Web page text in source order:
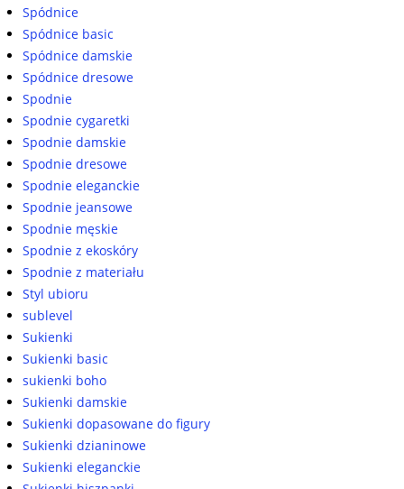
Spódnice
Spódnice basic
Spódnice damskie
Spódnice dresowe
Spodnie
Spodnie cygaretki
Spodnie damskie
Spodnie dresowe
Spodnie eleganckie
Spodnie jeansowe
Spodnie męskie
Spodnie z ekoskóry
Spodnie z materiału
Styl ubioru
sublevel
Sukienki
Sukienki basic
sukienki boho
Sukienki damskie
Sukienki dopasowane do figury
Sukienki dzianinowe
Sukienki eleganckie